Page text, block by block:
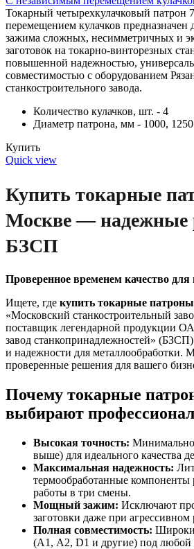
Купить токарные
Москве — надежные
БЗСП
Проверенное временем качество для
Ищете, где купить токарные патроны
«Московский станкостроительный
поставщик легендарной продукции
завод станкопринадлежностей»
и надежности для металлообработки.
проверенные решения для вашего
Почему токарные
выбирают
Высокая точность:
выше) для идеального качества
Максимальная надежность:
термообработанные компоненты
работы в три смены.
Мощный зажим: Исключают
заготовки даже при агрессивном
Полная совместимость:
(А1, А2, D1 и другие) под любой
Токарный четырехкулачковый патрон
перемещением кулачков предназначен
зажима сложных, несимметричных и
заготовок на токарно-винторезных
повышенной надежностью,
совместимостью с оборудованием
станкостроительного завода.
Количество кулачков, шт. - 4
Диаметр патрона, мм - 1000, 1250
Купить
Quick view